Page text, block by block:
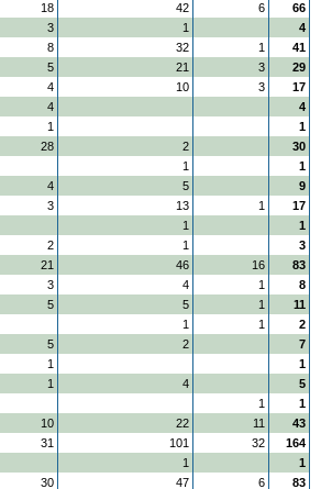
18 42 6
66
3 1
4
8 32 1
41
5 21 3
29
4 10 3
17
4
4
1
1
28 2
30
1
1
4 5
9
3 13 1
17
1
1
2 1
3
21 46 16
83
3 4 1
8
5 5 1
11
1 1
2
5 2
7
1
1
1 4
5
1
1
10 22 11
43
31 101 32
164
1
1
30 47 6
83